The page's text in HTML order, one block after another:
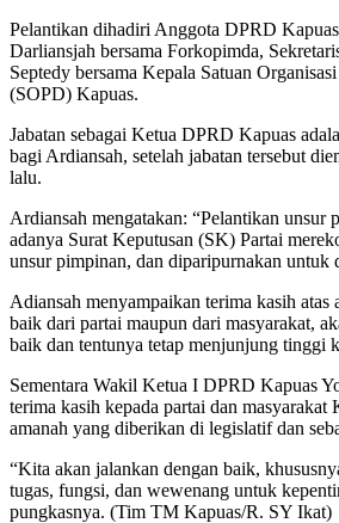
Pelantikan dihadiri Anggota DPRD
Darliansjah bersama Forkopimda,
Septedy bersama Kepala Satuan
(SOPD) Kapuas.
Jabatan sebagai Ketua DPRD Kapuas
bagi Ardiansah, setelah jabatan tersebut
lalu.
Ardiansah mengatakan: “Pelantikan unsur
adanya Surat Keputusan (SK) Partai
unsur pimpinan, dan diparipurnakan untuk
Adiansah menyampaikan terima kasih atas
baik dari partai maupun dari masyarakat,
baik dan tentunya tetap menjunjung tinggi
Sementara Wakil Ketua I DPRD Kapuas
terima kasih kepada partai dan masyarakat
amanah yang diberikan di legislatif dan
“Kita akan jalankan dengan baik,
tugas, fungsi, dan wewenang untuk
pungkasnya. (Tim TM Kapuas/R. SY Ikat)